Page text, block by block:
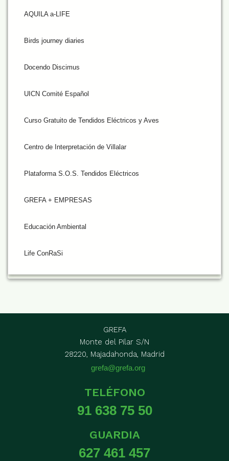
AQUILA a-LIFE
Birds journey diaries
Docendo Discimus
UICN Comité Español
Curso Gratuito de Tendidos Eléctricos y Aves
Centro de Interpretación de Villalar
Plataforma S.O.S. Tendidos Eléctricos
GREFA + EMPRESAS
Educación Ambiental
Life ConRaSi
GREFA
Monte del Pilar S/N
28220, Majadahonda, Madrid
grefa@grefa.org
TELÉFONO
91 638 75 50
GUARDIA
627 461 457